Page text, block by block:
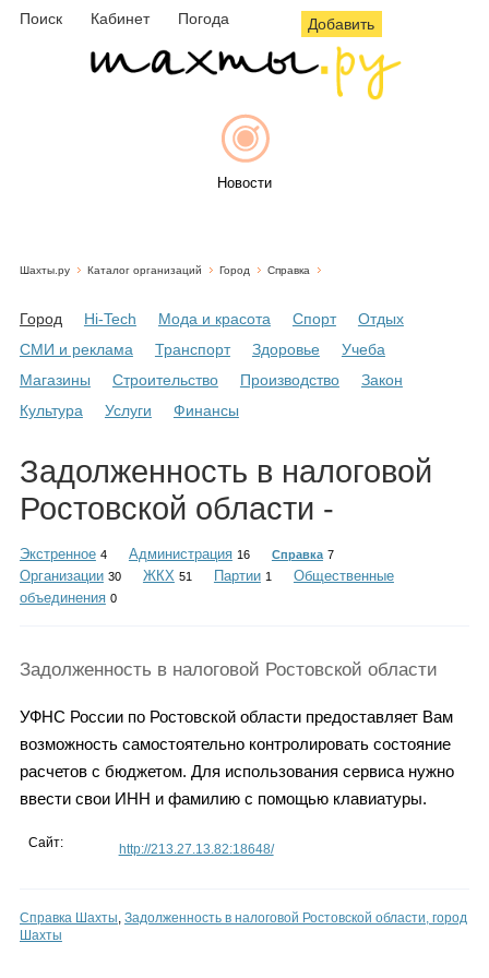
Поиск Кабинет Погода Добавить
Новости
Объявления
Каталог
Карты
Фотогалерея
Шахты.ру Каталог организаций Город Справка
Город Hi-Tech Мода и красота Спорт
Отдых
СМИ и реклама
Транспорт Здоровье
Учеба
Магазины
Строительство Производство
Закон
Культура
Услуги Финансы
Задолженность в налоговой
Ростовской области -
Экстренное 4 Администрация 16 Справка 7
Организации 30 ЖКХ 51 Партии 1
Общественные
объединения 0
Задолженность в налоговой Ростовской области
УФНС России по Ростовской области предоставляет Вам
возможность самостоятельно контролировать состояние
расчетов с бюджетом. Для использования сервиса нужно
ввести свои ИНН и фамилию с помощью клавиатуры.
Сайт: http://213.27.13.82:18648/
Справка Шахты, Задолженность в налоговой Ростовской области, город
Шахты